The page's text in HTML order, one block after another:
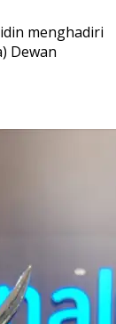
menghadiri
Dewan